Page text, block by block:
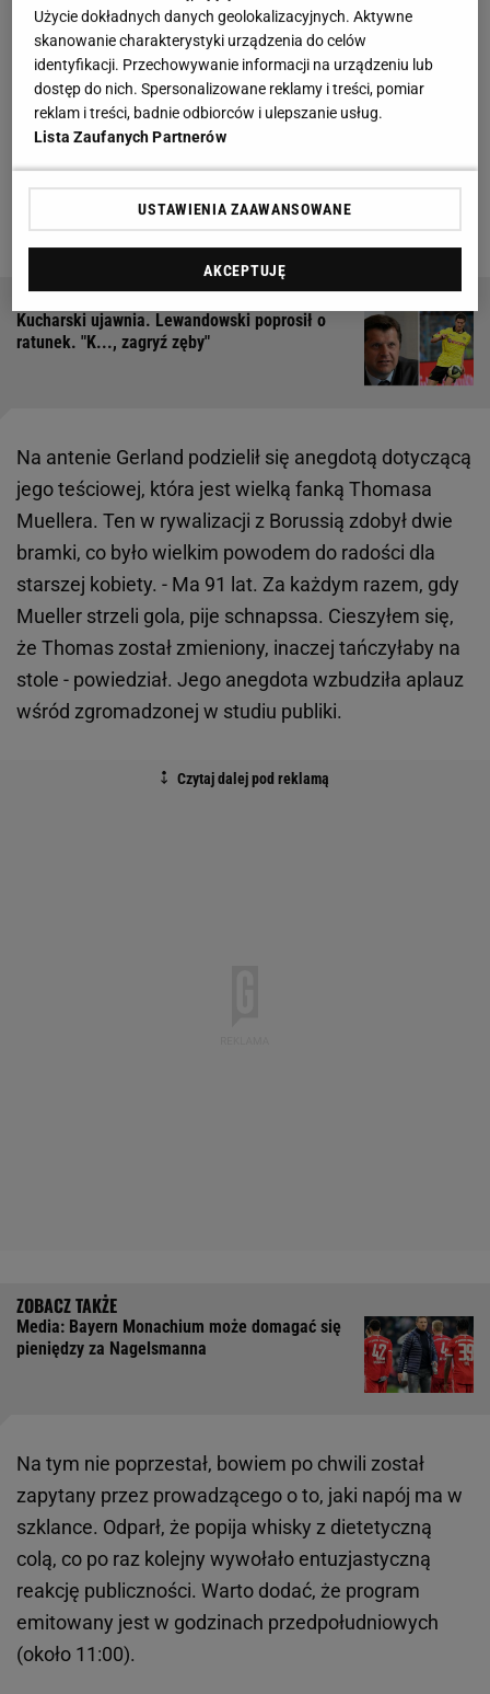
Muellera
Spotkanie było szeroko komentowane w
niedzielnym magazynie Doppelpass, emitowanym w
niemieckiej telewizji Sport1. Jednym z gości był
Hermann Gerland, trener piłkarski, który przez lata
był związany zBayernem(2009-2021) jako asystent,
a obecnie pracuje w reprezentacji Niemiec do lat 21.
Kucharski ujawnia. Lewandowski poprosił o
ratunek. "K..., zagryź zęby"
Na antenie Gerland podzielił się anegdotą dotyczącą
jego teściowej, która jest wielką fanką Thomasa
Muellera. Ten w rywalizacji z Borussią zdobył dwie
bramki, co było wielkim powodem do radości dla
starszej kobiety. - Ma 91 lat. Za każdym razem, gdy
Mueller strzeli gola, pije schnapssa. Cieszyłem się,
że Thomas został zmieniony, inaczej tańczyłaby na
stole - powiedział. Jego anegdota wzbudziła aplauz
wśród zgromadzonej w studiu publiki.
Media: Bayern Monachium może domagać się
pieniędzy za Nagelsmanna
Na tym nie poprzestał, bowiem po chwili został
zapytany przez prowadzącego o to, jaki napój ma w
szklance. Odparł, że popija whisky z dietetyczną
colą, co po raz kolejny wywołało entuzjastyczną
reakcję publiczności. Warto dodać, że program
emitowany jest w godzinach przedpołudniowych
(około 11:00).
Użycie dokładnych danych geolokalizacyjnych. Aktywne
skanowanie charakterystyki urządzenia do celów
identyfikacji. Przechowywanie informacji na urządzeniu lub
dostęp do nich. Spersonalizowane reklamy i treści, pomiar
reklam i treści, badnie odbiorców i ulepszanie usług.
Lista Zaufanych Partnerów
USTAWIENIA ZAAWANSOWANE
AKCEPTUJĘ